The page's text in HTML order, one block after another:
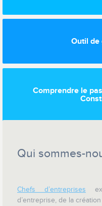
Outil de
Comprendre le
Qui sommes-
Chefs d’entreprises
d’entreprise, de la création